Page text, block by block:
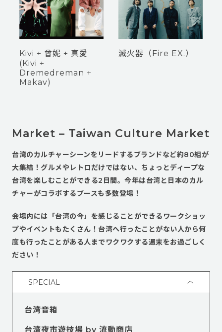
Kivi + 曾妮 + 真愛
(Kivi +
Dremedreman +
Makav)
滅火器（Fire EX.）
Market – Taiwan Culture Market
台湾のカルチャーシーンをリードするブランドなど約80組が
大集結！グルメやレトロだけではない、ちょっとディープな
台湾を楽しむことができる2日間。今年は台湾と日本のカル
チャーがコラボするブースも多数登場！
会場内には「台湾の今」を感じることができるワークショッ
プやイベントもたくさん！台湾へ行ったことがない人から何
度も行ったことがある人までワクワクする週末をお過ごしく
ださい！
SPECIAL
台湾音箱
台湾夜市遊技場 by 流動商店